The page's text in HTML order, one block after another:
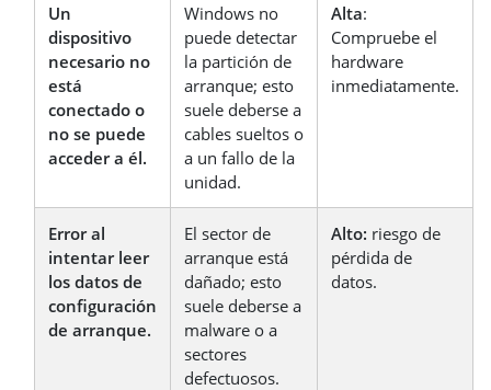
Un
dispositivo
necesario no
está
conectado o
no se puede
acceder a él.
Windows no
puede detectar
la partición de
arranque; esto
suele deberse a
cables sueltos o
a un fallo de la
unidad.
Alta:
Compruebe el
hardware
inmediatamente.
Error al
intentar leer
los datos de
configuración
de arranque.
El sector de
arranque está
dañado; esto
suele deberse a
malware o a
sectores
defectuosos.
Alto: riesgo de
pérdida de
datos.